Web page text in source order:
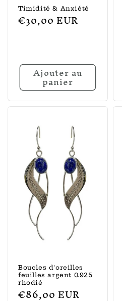
Timidité & Anxiété
Prix
habituel
€30,00 EUR
Ajouter au
panier
Boucles d'oreilles
feuilles argent 0.925
rhodié
Prix
€86,00 EUR